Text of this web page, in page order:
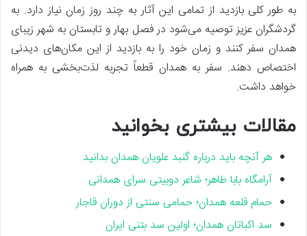
به طور کلی بازدید از تمامی این آثار به چند روز زمان نیاز دارد. به
گردشگران عزیز توصیه می‌شود در فصل بهار و تابستان به شهر زیبای
همدان سفر کنند و زمان خود را به بازدید از این مکان‌های دیدنی
اختصاص دهند. سفر به همدان قطعاً تجربه لذت‌بخشی به همراه
خواهد داشت.
مقالات بیشتری بخوانید
هر آنچه باید درباره گنبد علویان همدان بدانید
آرامگاه بابا طاهر؛ شاعر دوبیتی سرای همدانی
حمام قلعه همدان؛ حمامی سنتی از دوران قاجار
سد اکباتان همدان؛ اولین سد بتنی ایران